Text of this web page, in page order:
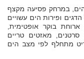
במרחק פסיעה מקצף
ופירות הים עשויים
בוקר אופטימית,
מאזטים טריים
מתחלף לפי מצב הים